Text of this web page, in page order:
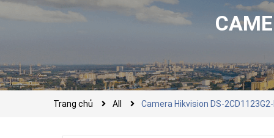
Trang chủ All Camera Hikvision DS-2CD1123G2-